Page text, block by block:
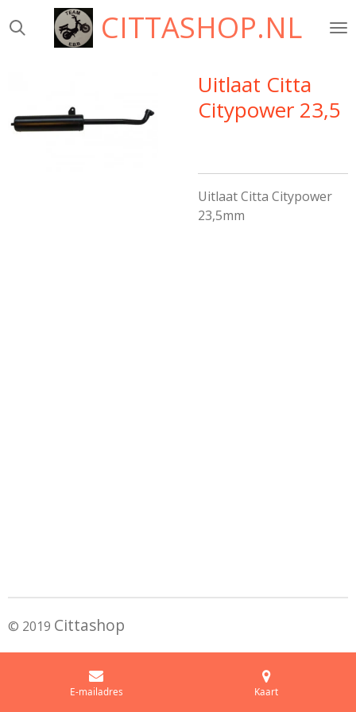
direct
CITTASHOP.NL
Uitlaat Citta
Citypower 23,5
Uitlaat Citta Citypower
23,5mm
© 2019 Cittashop
E-mailadres Kaart